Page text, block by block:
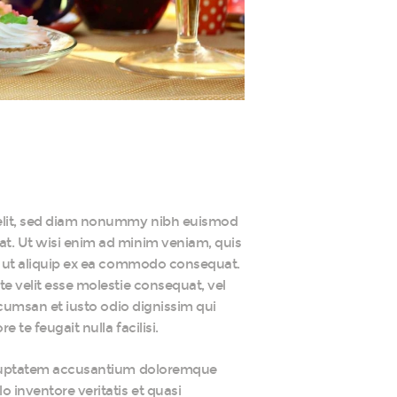
sed diam nonummy nibh euismod
Ut wisi enim ad minim veniam, quis
aliquip ex ea commodo consequat.
velit esse molestie consequat, vel
et iusto odio dignissim qui
te feugait nulla facilisi.
accusantium doloremque
inventore veritatis et quasi